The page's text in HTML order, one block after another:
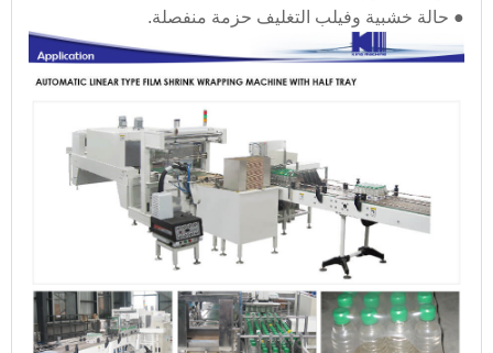
● حالة خشبية وفيلب التغليف حزمة منفصلة.